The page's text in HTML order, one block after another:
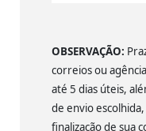
OBSERVAÇÃO:
correios ou
até 5 dias úteis,
de envio
finalização de sua